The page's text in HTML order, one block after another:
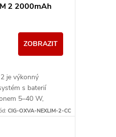
2 2000mAh
ZOBRAZIT
je výkonný
s baterií
5–40 W,
5V/3A a
CIG-OXVA-NEXLIM-2-CC